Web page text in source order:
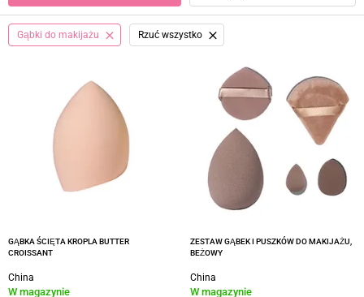
Gąbki do makijażu Rzuć wszystko
GĄBKA ŚCIĘTA KROPLA BUTTER
CROISSANT
China
W magazynie
ZESTAW GĄBEK I PUSZKÓW DO MAKIJAŻU,
BEŻOWY
China
W magazynie